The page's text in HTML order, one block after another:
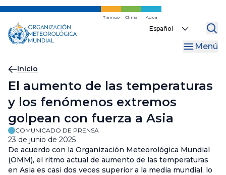
Ir
contenido
principal
Tiempo Clima Agua
Select
Menú
Migas
de
pan
Inicio
El aumento de las temperaturas
y los fenómenos extremos
golpean con fuerza a Asia
COMUNICADO DE PRENSA
23 de junio de 2025
De acuerdo con la Organización Meteorológica Mundial
(OMM), el ritmo actual de aumento de las temperaturas
en Asia es casi dos veces superior a la media mundial, lo